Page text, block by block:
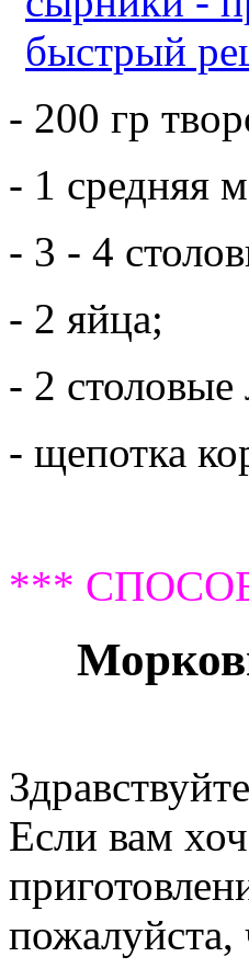
- 200 гр
- 1 средняя
- 3 - 4
- 2 яйца;
- 2 столовые
- щепотка
***
Если вам